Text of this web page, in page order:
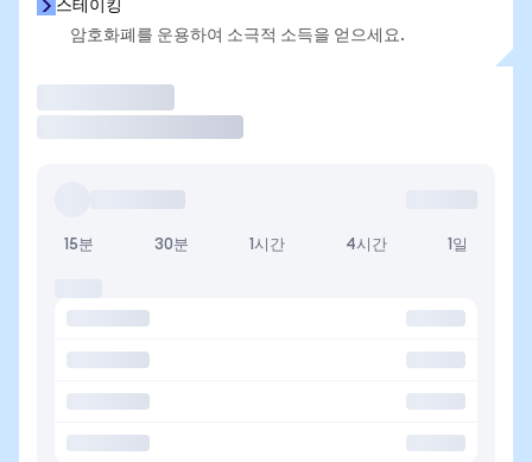
스테이킹
암호화폐를 운용하여 소극적 소득을 얻으세요.
15분 30분 1시간 4시간 1일